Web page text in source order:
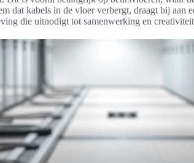
dat kabels in de vloer verbergt, draagt bij aan
die uitnodigt tot samenwerking en